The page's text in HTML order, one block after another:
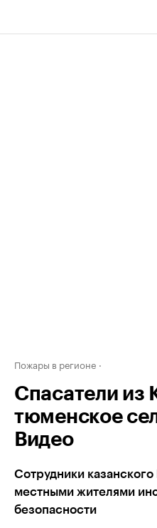
Пожары в регионе
Спасатели из
тюменское
Видео
Сотрудники
местными жителями
безопасности